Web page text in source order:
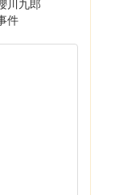
川九郎
件